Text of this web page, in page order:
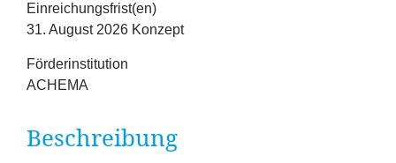
Fördermöglichkeiten
Presse
Einreichungsfrist(en)
31. August 2026 Konzept
Förderinstitution
ACHEMA
Beschreibung